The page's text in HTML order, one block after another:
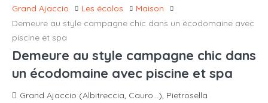
Grand Ajaccio
Les écolos
Maison
Demeure au style campagne chic dans un écodomaine avec
piscine et spa
Demeure au style campagne chic dans
un écodomaine avec piscine et spa
Grand Ajaccio (Albitreccia, Cauro...), Pietrosella